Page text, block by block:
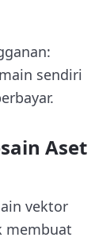
sendiri
Aset
vektor
membuat